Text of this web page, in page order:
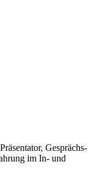
Gesprächs-
im In- und